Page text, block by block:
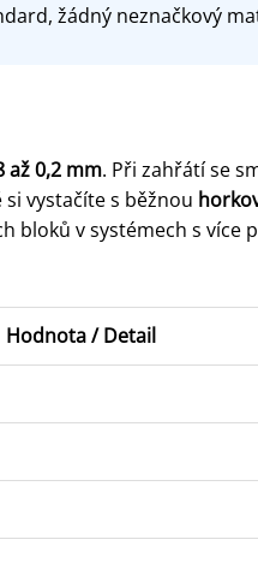
žádný neznačkový
až 0,2 mm. Při zahřátí se
vystačíte s běžnou
v systémech s více
Hodnota / Detail